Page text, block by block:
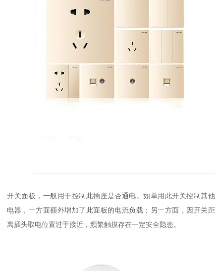
开关面板，一般用于控制此插座是否通电。如单用此开关控制其他
电器，一方面额外增加了此面板的电流负载；另一方面，因开关距
离插头取电位置过于接近，频繁触摸存在一定安全隐患。